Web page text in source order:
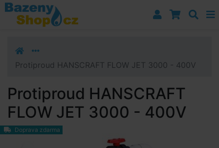
Přejít k navigaci
Přejít na obsah
Přejít k postrannímu sloupci
Protiproud HANSCRAFT FLOW JET 3000 - 400V
Protiproud HANSCRAFT
FLOW JET 3000 - 400V
Doprava zdarma